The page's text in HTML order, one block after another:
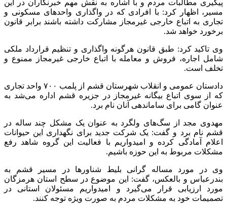
پیگیری مطالبات مردم و با اشاره به نقش مهم خبرنگاران در این
مسیر، اظهار کرد: با افرادی که در واگذاری واحدهای مسکونی و
تجاری به اتباع خارجی غیرمجاز مشارکت داشته باشند برابر قانون
برخورد خواهد شد.
وی تاکید کرد: طبق قانون هرگونه واگذاری و تنظیم قرارداد ملکی
شامل اجاره، فروش و معامله با اتباع خارجی غیرمجاز ممنوع و
تخلف است.
دادستان عمومی و انقلاب شهرستان قشم از پلمب ۷۰۰ واحد تجاری
که از سوی اتباع بیگانه غیرمجاز در جزیره قشم اداره می‌شد به
عنوان گامی برای ساماندهی آنان نام برد.
مهدوی مجد از سگ‌های ولگرد به عنوان یک‌ مشکل چند ساله در
قشم نام برد و گفت: یک شرکت جدید برای نگهداری این حیوانات
اعلام آمادگی کرده و امیدواریم با فعالیت این گروه شاهد رفع
مشکلات مربوط به این‌ حوزه باشیم.
وی در مورد مساله گرانی بلیط شناورها در مسیر قشم به
بندرعباس و بالعکس، گفت: این‌ موضوع در سطح استان هرمزگان
مورد ارزیابی قرار می‌گیرد و امیدواریم مسئولان استانی در
تصمیمات خود به مشکلات مردم به صورت ویژه توجه کنند.